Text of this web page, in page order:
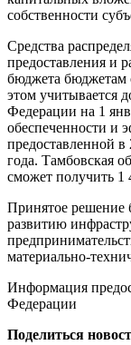
собственности
Средства
предоставления и
бюджета бюджетам
этом учитывается
Федерации на 1
обеспеченности и
предоставленной в
года. Тамбовская
сможет получить 1
Принятое решение
развитию
материально-
Информация
Федерации
Поделиться